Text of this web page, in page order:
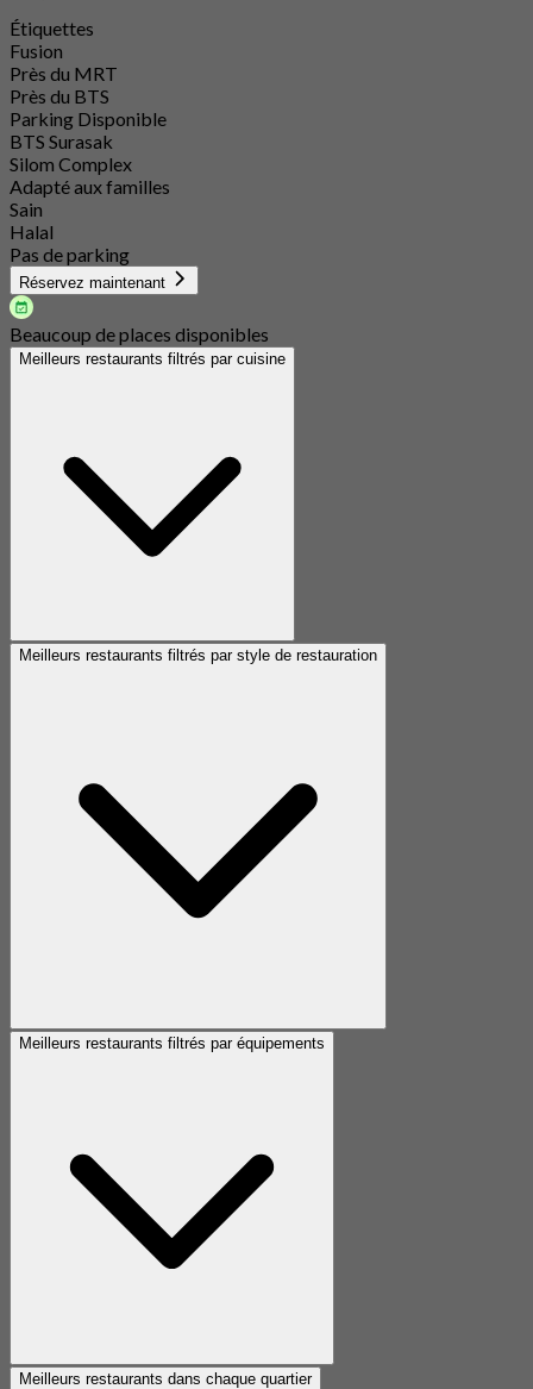
Étiquettes
Fusion
Près du MRT
Près du BTS
Parking Disponible
BTS Surasak
Silom Complex
Adapté aux familles
Sain
Halal
Pas de parking
Réservez maintenant
Beaucoup de places disponibles
Meilleurs restaurants filtrés par cuisine
Meilleurs restaurants filtrés par style de restauration
Meilleurs restaurants filtrés par équipements
Meilleurs restaurants dans chaque quartier